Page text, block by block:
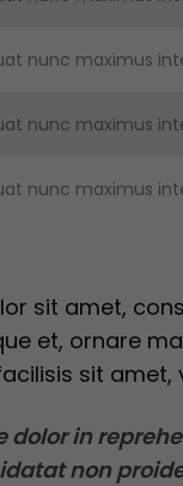
nunc maximus
nunc maximus
nunc maximus
sit amet,
et, ornare
sit amet,
dolor in
non